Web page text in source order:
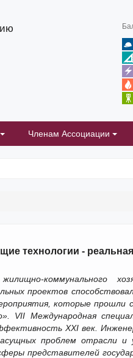
Членам Ассоциации
технологии -
коммунального
проектов
которые прошли
VII Международная
XXI век.
проблем отрасли и
представителей